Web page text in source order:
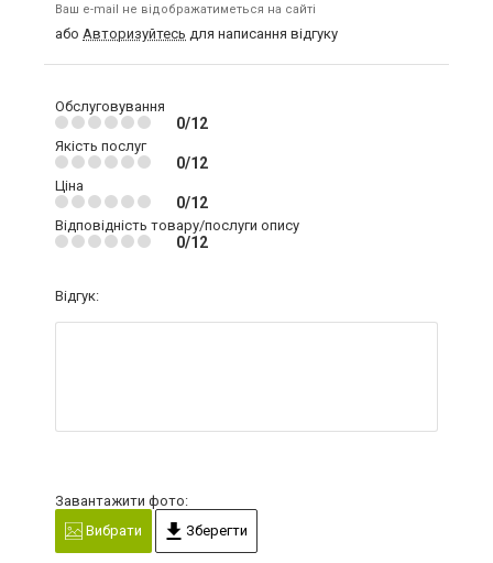
Ваш e-mail не відображатиметься на сайті
або Авторизуйтесь для написання відгуку
Обслуговування
0/12
Якість послуг
0/12
Ціна
0/12
Відповідність товару/послуги опису
0/12
Відгук:
Завантажити фото:
Вибрати
Зберегти